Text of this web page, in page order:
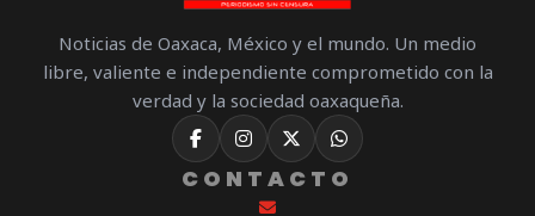
Noticias de Oaxaca, México y el mundo. Un medio
libre, valiente e independiente comprometido con la
verdad y la sociedad oaxaqueña.
CONTACTO